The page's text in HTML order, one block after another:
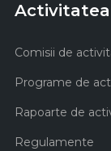
Comisii de
Programe de
Rapoarte de
Regulamente